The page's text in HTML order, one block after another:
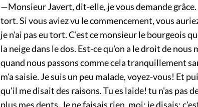
—Monsieur Javert, dit-elle, je vous demande grâce.
tort. Si vous aviez vu le commencement, vous
je n'ai pas eu tort. C'est ce monsieur le bourgeois
la neige dans le dos. Est-ce qu'on a le droit de nous
quand nous passons comme cela tranquillement
m'a saisie. Je suis un peu malade, voyez-vous! Et
qu'il me disait des raisons. Tu es laide! tu n'as pas
plus mes dents. Je ne faisais rien, moi; je disais: